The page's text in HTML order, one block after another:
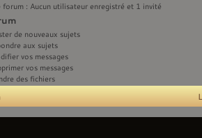
: Aucun utilisateur enregistré et 1 invité
de nouveaux sujets
aux sujets
vos messages
vos messages
des fichiers